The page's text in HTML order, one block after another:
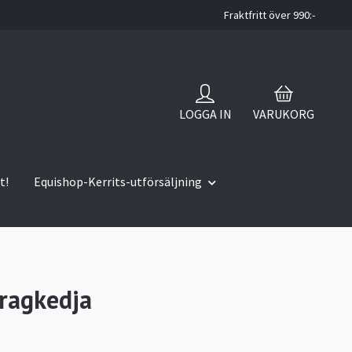
Fraktfritt över 990:-
LOGGA IN VARUKORG
Equishop-Kerrits-utförsäljning